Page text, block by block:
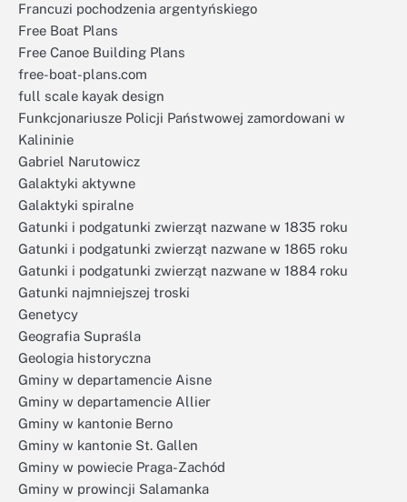
Francuzi pochodzenia argentyńskiego
Free Boat Plans
Free Canoe Building Plans
free-boat-plans.com
full scale kayak design
Funkcjonariusze Policji Państwowej zamordowani w
Kalininie
Gabriel Narutowicz
Galaktyki aktywne
Galaktyki spiralne
Gatunki i podgatunki zwierząt nazwane w 1835 roku
Gatunki i podgatunki zwierząt nazwane w 1865 roku
Gatunki i podgatunki zwierząt nazwane w 1884 roku
Gatunki najmniejszej troski
Genetycy
Geografia Supraśla
Geologia historyczna
Gminy w departamencie Aisne
Gminy w departamencie Allier
Gminy w kantonie Berno
Gminy w kantonie St. Gallen
Gminy w powiecie Praga-Zachód
Gminy w prowincji Salamanka